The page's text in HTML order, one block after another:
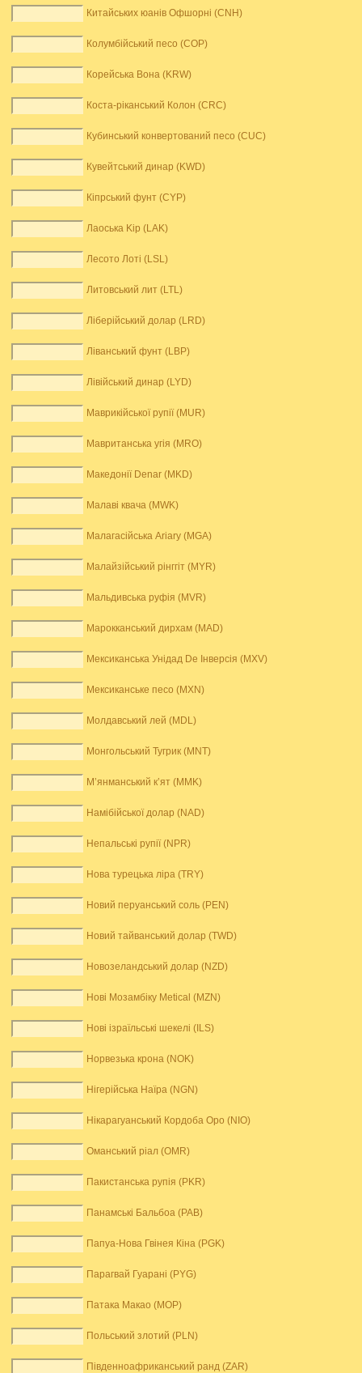
Китайських юанів Офшорні (CNH)
Колумбійський песо (COP)
Корейська Вона (KRW)
Коста-ріканський Колон (CRC)
Кубинський конвертований песо (CUC)
Кувейтський динар (KWD)
Кіпрський фунт (CYP)
Лаоська Kip (LAK)
Лесото Лоті (LSL)
Литовський лит (LTL)
Ліберійський долар (LRD)
Ліванський фунт (LBP)
Лівійський динар (LYD)
Маврикійської рупії (MUR)
Мавританська угія (MRO)
Македонії Denar (MKD)
Малаві квача (MWK)
Малагасійська Ariary (MGA)
Малайзійський рінггіт (MYR)
Мальдивська руфія (MVR)
Марокканський дирхам (MAD)
Мексиканська Унідад De Інверсія (MXV)
Мексиканське песо (MXN)
Молдавський лей (MDL)
Монгольський Тугрик (MNT)
М’янманський к’ят (MMK)
Намібійської долар (NAD)
Непальські рупії (NPR)
Нова турецька ліра (TRY)
Новий перуанський соль (PEN)
Новий тайванський долар (TWD)
Новозеландський долар (NZD)
Нові Мозамбіку Metical (MZN)
Нові ізраїльські шекелі (ILS)
Норвезька крона (NOK)
Нігерійська Наїра (NGN)
Нікарагуанський Кордоба Оро (NIO)
Оманський ріал (OMR)
Пакистанська рупія (PKR)
Панамські Бальбоа (PAB)
Папуа-Нова Гвінея Кіна (PGK)
Парагвай Гуарані (PYG)
Патака Макао (MOP)
Польський злотий (PLN)
Південноафриканський ранд (ZAR)